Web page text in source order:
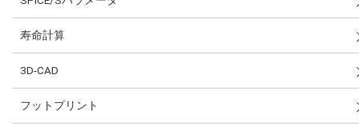
寿命計算
3D-CAD
フットプリント